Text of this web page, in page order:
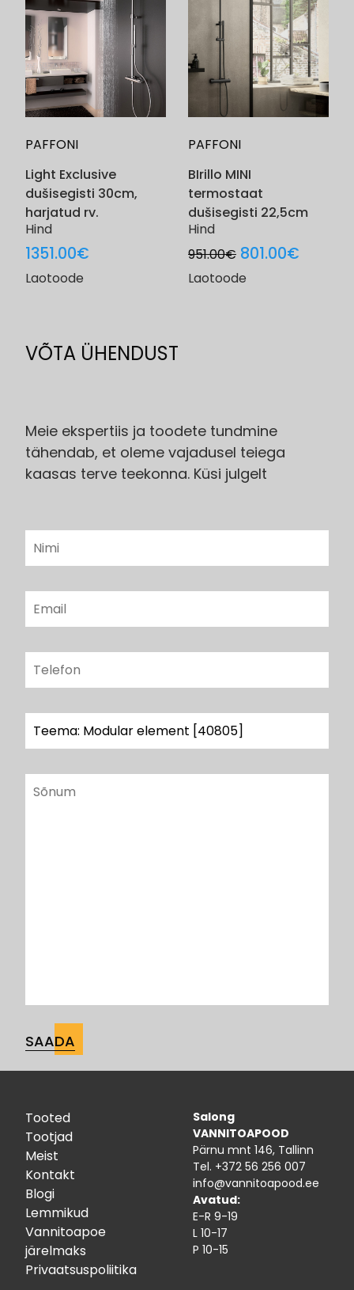
PAFFONI
Light Exclusive
dušisegisti 30cm,
harjatud rv.
Hind
1351.00€
Laotoode
PAFFONI
BIrillo MINI
termostaat
dušisegisti 22,5cm
Hind
951.00€ Original
price
801.00€
Laotoode
VÕTA ÜHENDUST
Meie ekspertiis ja toodete tundmine
tähendab, et oleme vajadusel teiega
kaasas terve teekonna. Küsi julgelt
Tooted
Tootjad
Meist
Kontakt
Blogi
Lemmikud
Vannitoapoe
järelmaks
Privaatsuspoliitika
Salong
VANNITOAPOOD
Pärnu mnt 146, Tallinn
Tel. +372 56 256 007
info@vannitoapood.ee
Avatud:
E-R 9-19
L 10-17
P 10-15